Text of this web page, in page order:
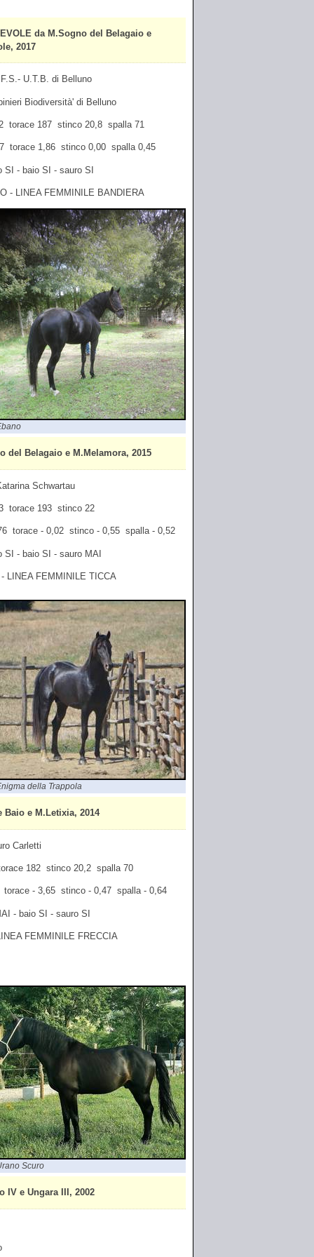
da M.Sogno del Belagaio e
2017
U.T.B. di Belluno
Biodiversità' di Belluno
torace 187 stinco 20,8 spalla 71
torace 1,86 stinco 0,00 spalla 0,45
SI - baio SI - sauro SI
- LINEA FEMMINILE BANDIERA
del Belagaio e M.Melamora, 2015
Schwartau
torace 193 stinco 22
torace - 0,02 stinco - 0,55 spalla - 0,52
- baio SI - sauro MAI
LINEA FEMMINILE TICCA
della Trappola
Baio e M.Letixia, 2014
Carletti
182 stinco 20,2 spalla 70
- 3,65 stinco - 0,47 spalla - 0,64
- baio SI - sauro SI
FEMMINILE FRECCIA
Scuro
IV e Ungara III, 2002